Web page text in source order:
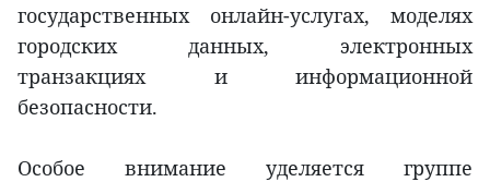
государственных онлайн-услугах, моделях
городских данных, электронных
транзакциях и информационной
безопасности.
Особое внимание уделяется группе